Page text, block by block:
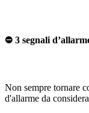
⛔️ 3 segnali
Non sempre tornare
d'allarme da